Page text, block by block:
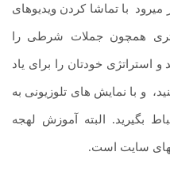
میرود با تماشا کردن ویدیوهای
همچون جملات شرطی را
و استراتژی خودتان را برای یاد
و با نمایش های تلوزیونی به
بگیرید. البته آموزش لهجه
سایت است.